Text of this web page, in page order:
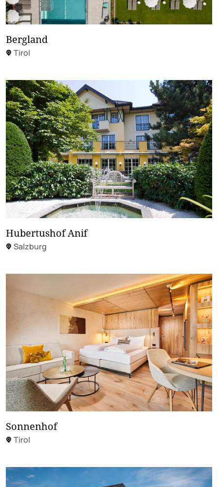
Bergland
Tirol
Hubertushof Anif
Salzburg
Sonnenhof
Tirol